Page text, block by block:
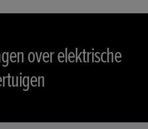
over elektrische